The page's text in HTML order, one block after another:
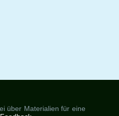
über Materialien für eine